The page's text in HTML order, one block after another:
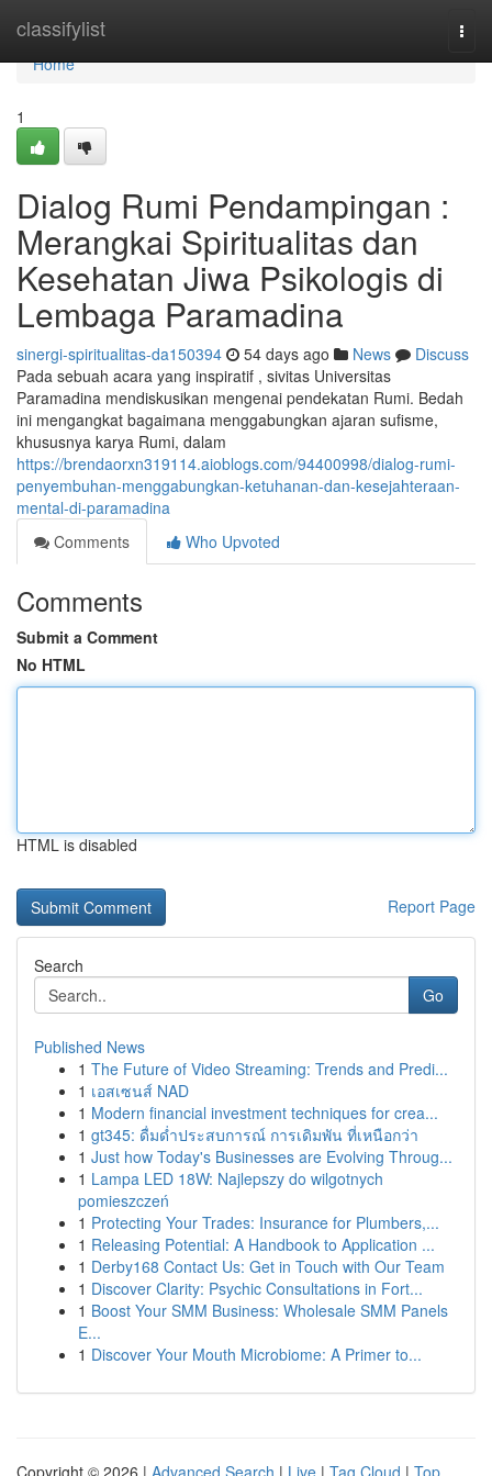
classifylist
Home
Home
1
Dialog Rumi Pendampingan :
Merangkai Spiritualitas dan
Kesehatan Jiwa Psikologis di
Lembaga Paramadina
sinergi-spiritualitas-da150394 54 days ago News
Discuss
Pada sebuah acara yang inspiratif , sivitas Universitas
Paramadina mendiskusikan mengenai pendekatan Rumi. Bedah
ini mengangkat bagaimana menggabungkan ajaran sufisme,
khususnya karya Rumi, dalam
https://brendaorxn319114.aioblogs.com/94400998/dialog-rumi-
penyembuhan-menggabungkan-ketuhanan-dan-kesejahteraan-
mental-di-paramadina
Comments
Who Upvoted
Comments
Submit a Comment
No HTML
HTML is disabled
Report Page
Search
Go
Published News
1 The Future of Video Streaming: Trends and Predi...
1 เอสเซนส์ NAD
1 Modern financial investment techniques for crea...
1 gt345: ดื่มด่ำประสบการณ์ การเดิมพัน ที่เหนือกว่า
1 Just how Today's Businesses are Evolving Throug...
1 Lampa LED 18W: Najlepszy do wilgotnych
pomieszczeń
1 Protecting Your Trades: Insurance for Plumbers,...
1 Releasing Potential: A Handbook to Application ...
1 Derby168 Contact Us: Get in Touch with Our Team
1 Discover Clarity: Psychic Consultations in Fort...
1 Boost Your SMM Business: Wholesale SMM Panels
E...
1 Discover Your Mouth Microbiome: A Primer to...
Copyright © 2026 | Advanced Search | Live | Tag Cloud | Top